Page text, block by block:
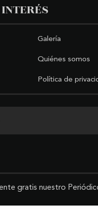
Galería
Quiénes somos
Política de
gratis nuestro